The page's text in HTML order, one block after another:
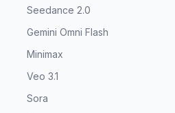
Seedance 2.0
Gemini Omni Flash
Minimax
Veo 3.1
Sora